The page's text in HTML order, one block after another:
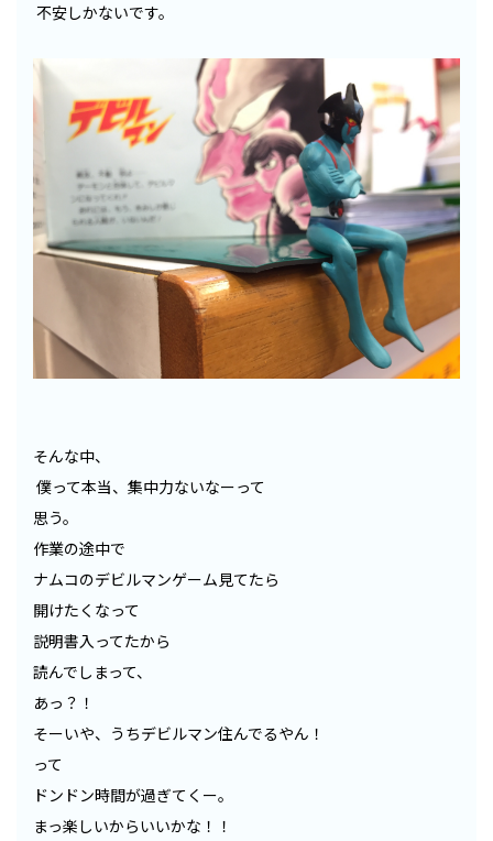
不安しかないです。
そんな中、
僕って本当、集中力ないなーって
思う。
作業の途中で
ナムコのデビルマンゲーム見てたら
開けたくなって
説明書入ってたから
読んでしまって、
あっ？！
そーいや、うちデビルマン住んでるやん！
って
ドンドン時間が過ぎてくー。
まっ楽しいからいいかな！！